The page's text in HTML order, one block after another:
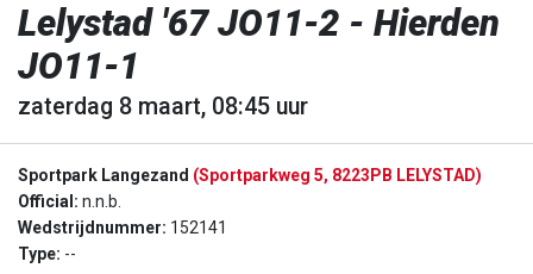
Lelystad '67 JO11-2 - Hierden
JO11-1
zaterdag 8 maart, 08:45 uur
Sportpark Langezand (Sportparkweg 5, 8223PB LELYSTAD)
Official: n.n.b.
Wedstrijdnummer: 152141
Type: --